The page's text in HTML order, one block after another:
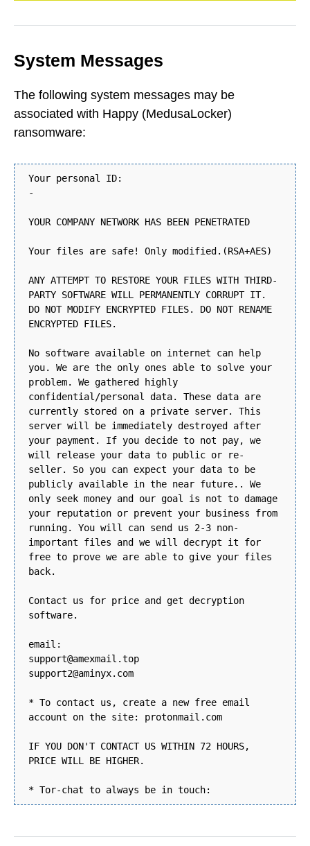
System Messages
The following system messages may be
associated with Happy (MedusaLocker)
ransomware:
Your personal ID:
-
YOUR COMPANY NETWORK HAS BEEN PENETRATED
Your files are safe! Only modified.(RSA+AES)
ANY ATTEMPT TO RESTORE YOUR FILES WITH THIRD-
PARTY SOFTWARE WILL PERMANENTLY CORRUPT IT.
DO NOT MODIFY ENCRYPTED FILES. DO NOT RENAME
ENCRYPTED FILES.
No software available on internet can help
you. We are the only ones able to solve your
problem. We gathered highly
confidential/personal data. These data are
currently stored on a private server. This
server will be immediately destroyed after
your payment. If you decide to not pay, we
will release your data to public or re-
seller. So you can expect your data to be
publicly available in the near future.. We
only seek money and our goal is not to damage
your reputation or prevent your business from
running. You will can send us 2-3 non-
important files and we will decrypt it for
free to prove we are able to give your files
back.
Contact us for price and get decryption
software.
email:
support@amexmail.top
support2@aminyx.com
* To contact us, create a new free email
account on the site: protonmail.com
IF YOU DON'T CONTACT US WITHIN 72 HOURS,
PRICE WILL BE HIGHER.
* Tor-chat to always be in touch: